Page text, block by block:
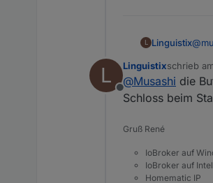
L Linguistix@
L
Offline
Linguistixschrieb
zuletzt
@Musashi die
Schloss beim
Gruß René
IoBroker auf
IoBroker auf
Homematic IP